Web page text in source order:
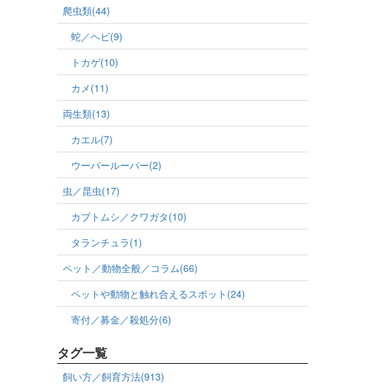
爬虫類(44)
蛇／ヘビ(9)
トカゲ(10)
カメ(11)
両生類(13)
カエル(7)
ウーパールーパー(2)
虫／昆虫(17)
カブトムシ／クワガタ(10)
タランチュラ(1)
ペット／動物全般／コラム(66)
ペットや動物と触れ合えるスポット(24)
寄付／募金／殺処分(6)
タグ一覧
飼い方／飼育方法(913)